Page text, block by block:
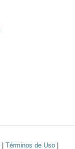
Términos de Uso